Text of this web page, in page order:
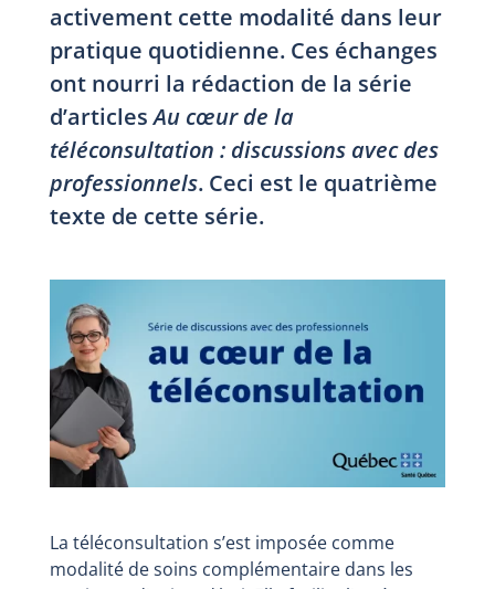
activement cette modalité dans leur
pratique quotidienne. Ces échanges
ont nourri la rédaction de la série
d’articlesAu cœur de la
téléconsultation : discussions avec des
professionnels. Ceci est le quatrième
texte de cette série.
La téléconsultation s’est imposée comme
modalité de soins complémentaire dans les